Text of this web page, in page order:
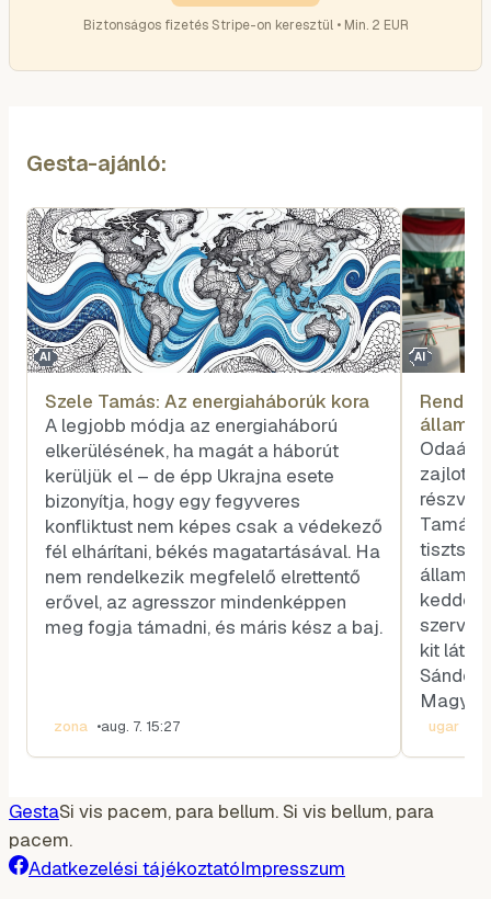
Biztonságos fizetés Stripe-on keresztül • Min. 2 EUR
Gesta-ajánló:
AI
Szele Tamás: Az energiaháborúk kora
A legjobb módja az energiaháború
elkerülésének, ha magát a háborút
kerüljük el – de épp Ukrajna esete
bizonyítja, hogy egy fegyveres
konfliktust nem képes csak a védekező
fél elhárítani, békés magatartásával. Ha
nem rendelkezik megfelelő elrettentő
erővel, az agresszor mindenképpen
meg fogja támadni, és máris kész a baj.
zona •aug. 7. 15:27
AI
voksot
Odaát,
zajlott
Tamás
kedden
kit
Magyar
ugar
GestaSi vis pacem, para bellum. Si vis bellum, para
pacem.
Adatkezelési tájékoztatóImpresszum